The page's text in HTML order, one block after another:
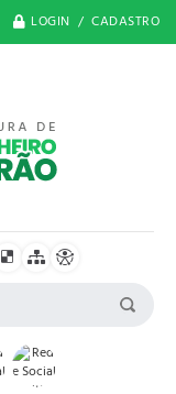
LOGIN / CADASTRO